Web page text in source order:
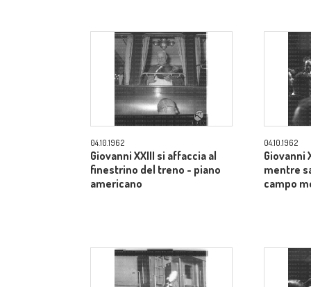
04.10.1962
Giovanni XXIII si affaccia al
finestrino del treno - piano
americano
04.10.1962
Giovanni
mentre
campo